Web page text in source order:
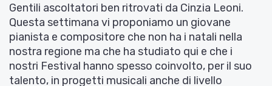
Gentili ascoltatori ben ritrovati da Cinzia Leoni.
Questa settimana vi proponiamo un giovane
pianista e compositore che non ha i natali nella
nostra regione ma che ha studiato qui e che i
nostri Festival hanno spesso coinvolto, per il suo
talento, in progetti musicali anche di livello